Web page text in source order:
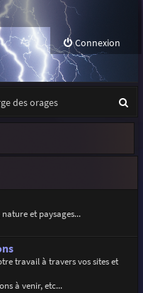
Connexion
des orages
e
e
et paysages...
travail à travers vos sites et
à venir, etc...